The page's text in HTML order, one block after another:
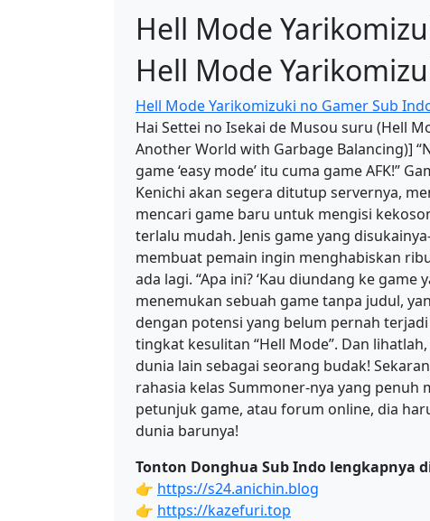
Hell Mode
Hell Mode
Hell Mode Yarikomizuki no Gamer Sub
Hai Settei no Isekai de Musou suru (Hell
Another World with Garbage Balancing)]
game ‘easy mode’ itu cuma game AFK!”
Kenichi akan segera ditutup servernya,
mencari game baru untuk mengisi
terlalu mudah. ​​Jenis game yang
membuat pemain ingin menghabiskan
ada lagi. “Apa ini? ‘Kau diundang ke
menemukan sebuah game tanpa judul,
dengan potensi yang belum pernah
tingkat kesulitan “Hell Mode”. Dan
dunia lain sebagai seorang budak!
rahasia kelas Summoner-nya yang
petunjuk game, atau forum online, dia
dunia barunya!
Tonton Donghua Sub Indo lengkapnya
👉 https://s24.anichin.blog
👉 https://kazefuri.top